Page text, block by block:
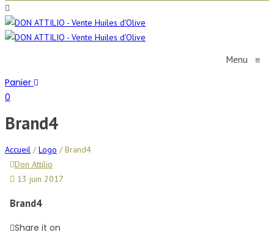
Menu ≡
Panier
0
Brand4
Accueil / Logo / Brand4
Don Attilio
13 juin 2017
Brand4
Share it on